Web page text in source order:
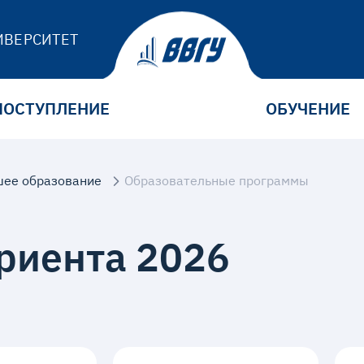
ОБУЧЕНИЕ
образование Образовательные программы
2026